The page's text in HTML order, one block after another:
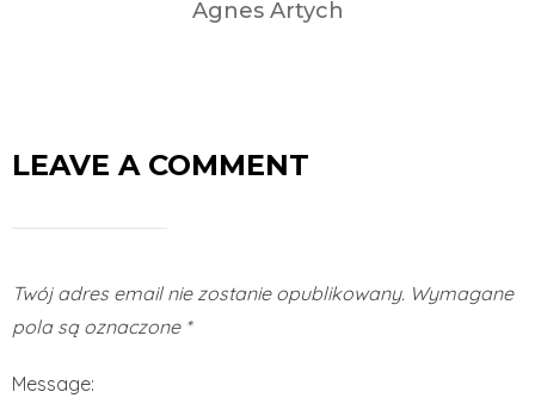
Agnes Artych
LEAVE A COMMENT
Twój adres email nie zostanie opublikowany. Wymagane
pola są oznaczone *
Message: